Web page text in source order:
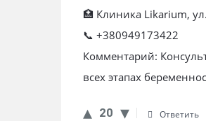
🏥 Клиника Likarium,
📞 +380949173422
Комментарий:
всех этапах
20 Ответить